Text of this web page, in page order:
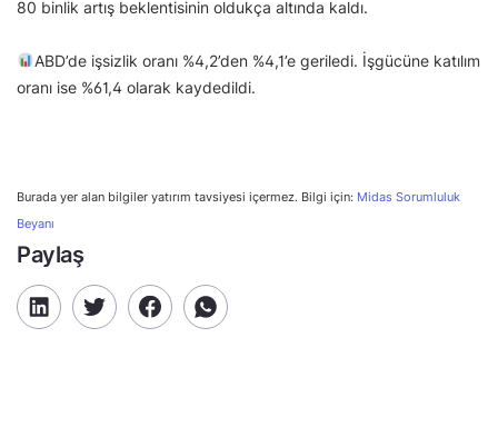
80 binlik artış beklentisinin oldukça altında kaldı.
ABD’de işsizlik oranı %4,2’den %4,1’e geriledi. İşgücüne katılım
oranı ise %61,4 olarak kaydedildi.
Burada yer alan bilgiler yatırım tavsiyesi içermez. Bilgi için: Midas Sorumluluk
Beyanı
Paylaş